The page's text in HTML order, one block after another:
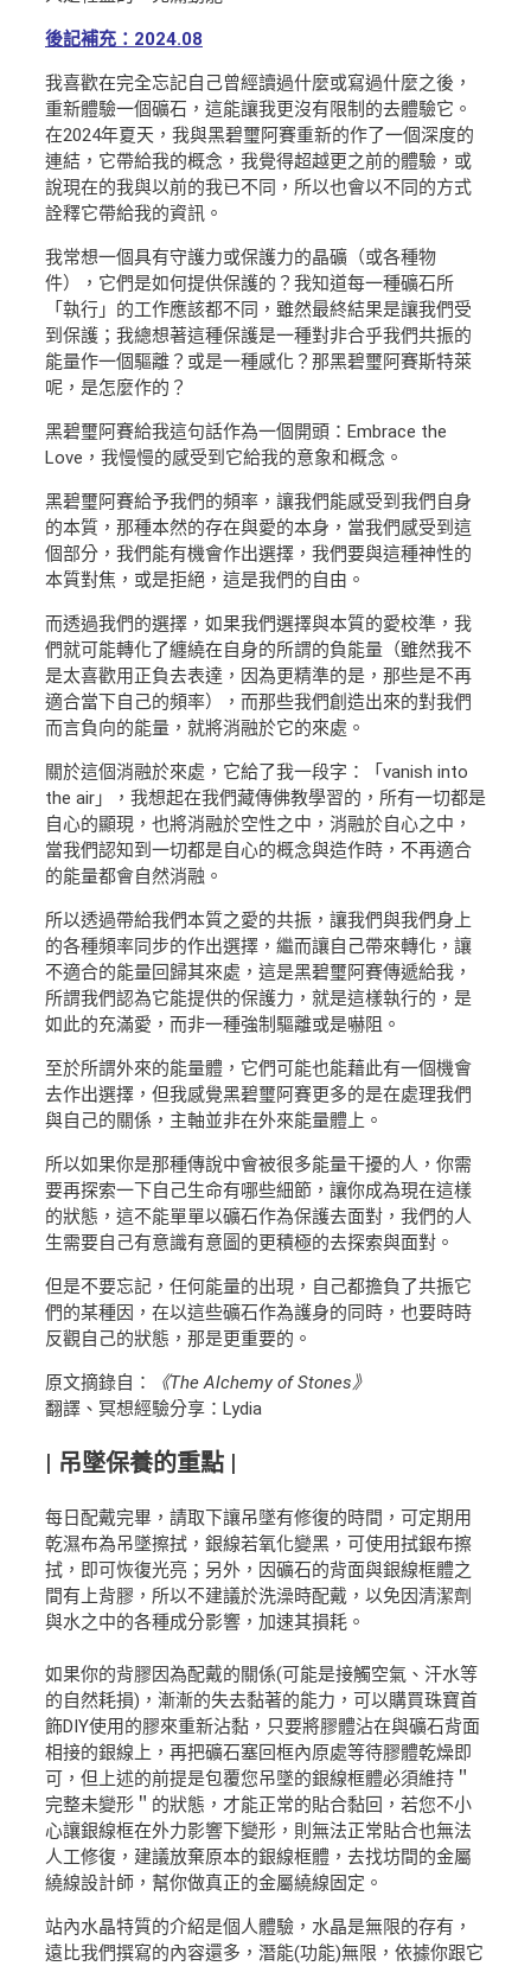
後記補充：2024.08
我喜歡在完全忘記自己曾經讀過什麼或寫過什麼之後，
重新體驗一個礦石，這能讓我更沒有限制的去體驗它。
在2024年夏天，我與黑碧璽阿賽重新的作了一個深度的
連結，它帶給我的概念，我覺得超越更之前的體驗，或
說現在的我與以前的我已不同，所以也會以不同的方式
詮釋它帶給我的資訊。
我常想一個具有守護力或保護力的晶礦（或各種物
件），它們是如何提供保護的？我知道每一種礦石所
「執行」的工作應該都不同，雖然最終結果是讓我們受
到保護；我總想著這種保護是一種對非合乎我們共振的
能量作一個驅離？或是一種感化？那黑碧璽阿賽斯特萊
呢，是怎麼作的？
黑碧璽阿賽給我這句話作為一個開頭：Embrace the
Love，我慢慢的感受到它給我的意象和概念。
黑碧璽阿賽給予我們的頻率，讓我們能感受到我們自身
的本質，那種本然的存在與愛的本身，當我們感受到這
個部分，我們能有機會作出選擇，我們要與這種神性的
本質對焦，或是拒絕，這是我們的自由。
而透過我們的選擇，如果我們選擇與本質的愛校準，我
們就可能轉化了纏繞在自身的所謂的負能量（雖然我不
是太喜歡用正負去表達，因為更精準的是，那些是不再
適合當下自己的頻率），而那些我們創造出來的對我們
而言負向的能量，就將消融於它的來處。
關於這個消融於來處，它給了我一段字：「vanish into
the air」，我想起在我們藏傳佛教學習的，所有一切都是
自心的顯現，也將消融於空性之中，消融於自心之中，
當我們認知到一切都是自心的概念與造作時，不再適合
的能量都會自然消融。
所以透過帶給我們本質之愛的共振，讓我們與我們身上
的各種頻率同步的作出選擇，繼而讓自己帶來轉化，讓
不適合的能量回歸其來處，這是黑碧璽阿賽傳遞給我，
所謂我們認為它能提供的保護力，就是這樣執行的，是
如此的充滿愛，而非一種強制驅離或是嚇阻。
至於所謂外來的能量體，它們可能也能藉此有一個機會
去作出選擇，但我感覺黑碧璽阿賽更多的是在處理我們
與自己的關係，主軸並非在外來能量體上。
所以如果你是那種傳說中會被很多能量干擾的人，你需
要再探索一下自己生命有哪些細節，讓你成為現在這樣
的狀態，這不能單單以礦石作為保護去面對，我們的人
生需要自己有意識有意圖的更積極的去探索與面對。
但是不要忘記，任何能量的出現，自己都擔負了共振它
們的某種因，在以這些礦石作為護身的同時，也要時時
反觀自己的狀態，那是更重要的。
原文摘錄自：
《The Alchemy of Stones》
翻譯、冥想經驗分享：Lydia
| 吊墜保養的重點 |
每日配戴完畢，請取下讓吊墜有修復的時間，可定期用
乾濕布為吊墜擦拭，銀線若氧化變黑，可使用拭銀布擦
拭，即可恢復光亮；另外，因礦石的背面與銀線框體之
間有上背膠，所以不建議於洗澡時配戴，以免因清潔劑
與水之中的各種成分影響，加速其損耗。
如果你的背膠因為配戴的關係(可能是接觸空氣、汗水等
的自然耗損)，漸漸的失去黏著的能力，可以購買珠寶首
飾DIY使用的膠來重新沾黏，只要將膠體沾在與礦石背面
相接的銀線上，再把礦石塞回框內原處等待膠體乾燥即
可，但上述的前提是包覆您吊墜的銀線框體必須維持＂
完整未變形＂的狀態，才能正常的貼合黏回，若您不小
心讓銀線框在外力影響下變形，則無法正常貼合也無法
人工修復，建議放棄原本的銀線框體，去找坊間的金屬
繞線設計師，幫你做真正的金屬繞線固定。
站內水晶特質的介紹是個人體驗，水晶是無限的存有，
遠比我們撰寫的內容還多，潛能(功能)無限，依據你跟它